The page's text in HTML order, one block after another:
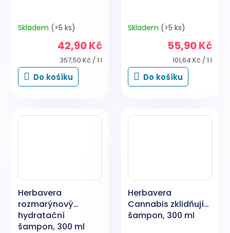
Skladem (>5 ks)
42,90 Kč
Měrná
cena:
357,50 Kč / 1 l
Do košíku
Skladem (>5 ks)
55,90 Kč
Měrná
cena:
101,64 Kč / 1 l
Do košíku
Herbavera
rozmarýnový
hydratační
šampon, 300 ml
Herbavera
Cannabis zklidňující
šampon, 300 ml